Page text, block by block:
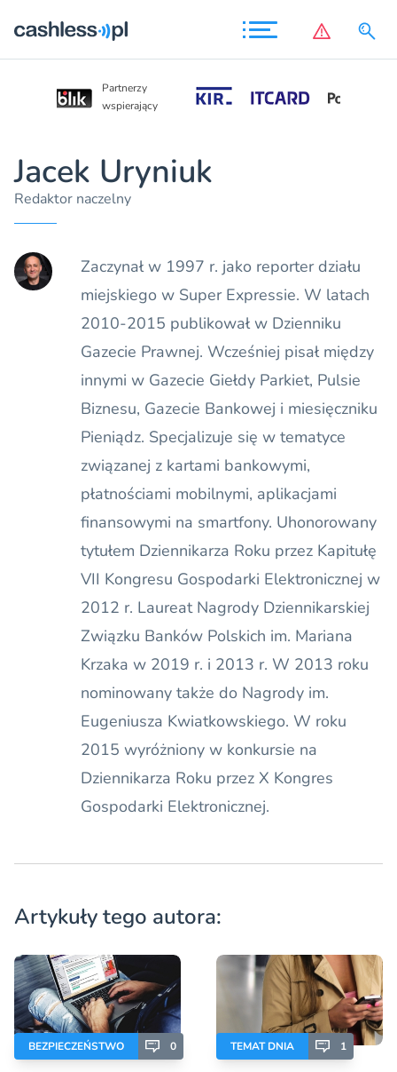
Partnerzy
wspierający
Jacek Uryniuk
Redaktor naczelny
Zaczynał w 1997 r. jako reporter działu
miejskiego w Super Expressie. W latach
2010-2015 publikował w Dzienniku
Gazecie Prawnej. Wcześniej pisał między
innymi w Gazecie Giełdy Parkiet, Pulsie
Biznesu, Gazecie Bankowej i miesięczniku
Pieniądz. Specjalizuje się w tematyce
związanej z kartami bankowymi,
płatnościami mobilnymi, aplikacjami
finansowymi na smartfony. Uhonorowany
tytułem Dziennikarza Roku przez Kapitułę
VII Kongresu Gospodarki Elektronicznej w
2012 r. Laureat Nagrody Dziennikarskiej
Związku Banków Polskich im. Mariana
Krzaka w 2019 r. i 2013 r. W 2013 roku
nominowany także do Nagrody im.
Eugeniusza Kwiatkowskiego. W roku
2015 wyróżniony w konkursie na
Dziennikarza Roku przez X Kongres
Gospodarki Elektronicznej.
Artykuły tego autora:
BEZPIECZEŃSTWO 0 TEMAT DNIA 1